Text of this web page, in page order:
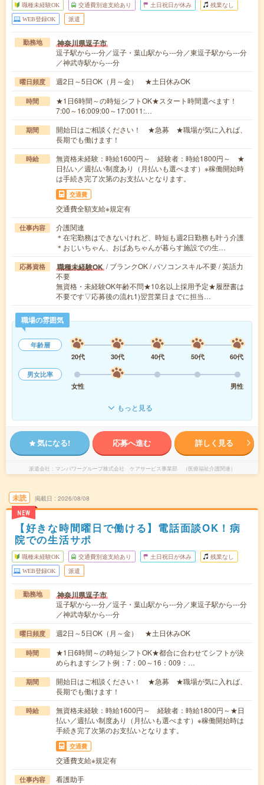
職種未経験OK 交通費別途支給あり 土日祝日が休み 残業なし
WEB登録OK 派遣
勤務地 神奈川県逗子市
逗子駅から---分／逗子・葉山駅から---分／東逗子駅から---分
／神武寺駅から---分
曜日頻度 週2日～5日OK（月～金） ★土日休みOK
時間
★1日6時間～の時短シフトOK★スタート時間選べます！
7:00～16:009:00～17:0011:…
期間
開始日はご相談ください！ ★急募 ★職場が気に入れば、
長期でも働けます！
時給
無資格未経験：時給1600円～ 経験者：時給1800円～ ★
日払い／週払い制度あり（月払いも選べます）※稼働開始時
は手続き完了次第のお支払いとなります。
交通費
交通費全額支給※規定有
仕事内容
介護関連
＊在宅勤務はできないけれど、時短も週2日勤務も叶う介護
＊おじいちゃん、おばあちゃんが暮らす施設での生…
応募資格 職種未経験OK / ブランクOK / パソコンスキル不要 / 英語力
不要
無資格・未経験OK年齢不問★10名以上採用予定★履歴書は
不要です▽応募後の流れ1)翌営業日までに担当…
職場の雰囲気
年齢層
20代
30代 40代 50代
60代
男女比率
女性
男性
もっと見る
気になる! 応募へ進む 詳しく見る
派遣会社 マンパワーグループ株式会社 ケアサービス事業部 （医療福祉介護関連）
未読
NEW
掲載日 2026/08/08
【好きな時間曜日で働ける】電話面談OK！病
院での生活サポ
職種未経験OK 交通費別途支給あり 土日祝日が休み 残業なし
WEB登録OK 派遣
勤務地 神奈川県逗子市
逗子駅から---分／逗子・葉山駅から---分／東逗子駅から---分
／神武寺駅から---分
曜日頻度 週2日～5日OK（月～金） ★土日休みOK
時間
★1日6時間～の時短シフトOK★都合に合わせてシフトが決
められますシフト例：7：00～16：009：…
期間
開始日はご相談ください！ ★急募 ★職場が気に入れば、
長期でも働けます！
時給
無資格未経験：時給1600円～ 経験者：時給1800円～★日
払い／週払い制度あり（月払いも選べます）※稼働開始時は
手続き完了次第のお支払いとなります。
交通費
交通費支給※規定有
仕事内容
看護助手